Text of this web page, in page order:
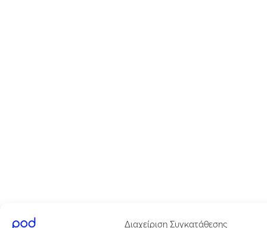
Διαχείριση Συγκατάθεσης